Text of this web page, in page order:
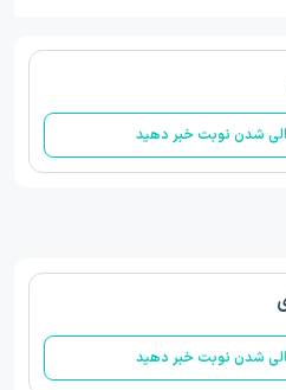
شدن نوبت خبر دهید
شدن نوبت خبر دهید